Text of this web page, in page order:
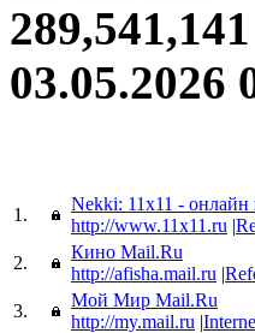
289,541,141
03.05.2026
1.
Nekki: 11x11 - онлайн
http://www.11x11.ru |
2.
Кино Mail.Ru
http://afisha.mail.ru |
3.
Мой Мир Mail.Ru
http://my.mail.ru |